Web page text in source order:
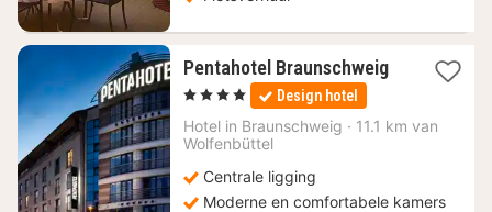
Pentahotel Braunschweig1
92,70
, 4 Sterren Design hotel
Hotel in Braunschweig · 11.1 km van
Wolfenbüttel
Centrale ligging
Moderne en comfortabele kamers